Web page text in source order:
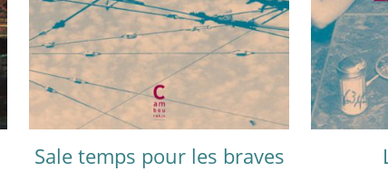
Sale temps pour les braves